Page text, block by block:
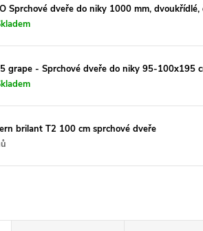
Sprchové dveře do niky 1000 mm,
grape - Sprchové dveře do niky 95-100x195
brilant T2 100 cm sprchové dveře